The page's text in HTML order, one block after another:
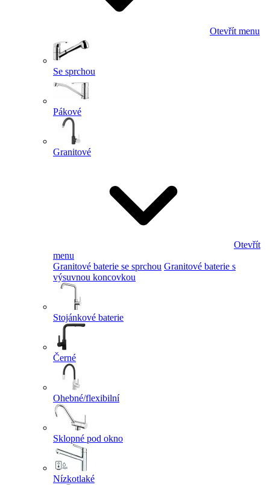
Otevřít menu
Se sprchou
Pákové
Granitové
Otevřít
menu
Granitové baterie se sprchou Granitové baterie s
výsuvnou koncovkou
Stojánkové baterie
Černé
Ohebné/flexibilní
Sklopné pod okno
Nízkotlaké